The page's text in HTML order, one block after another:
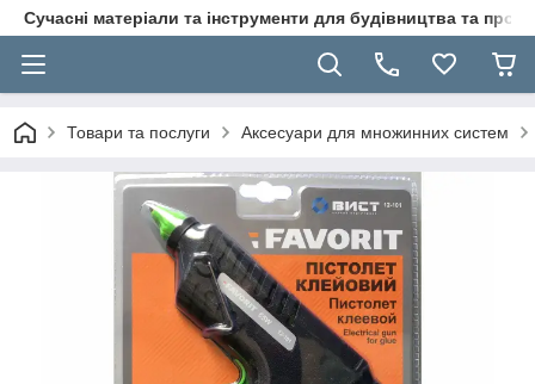
Сучасні матеріали та інструменти для будівництва та
Товари та послуги Аксесуари для множинних систем